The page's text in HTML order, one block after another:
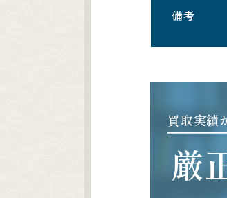
備考
買取実績
厳